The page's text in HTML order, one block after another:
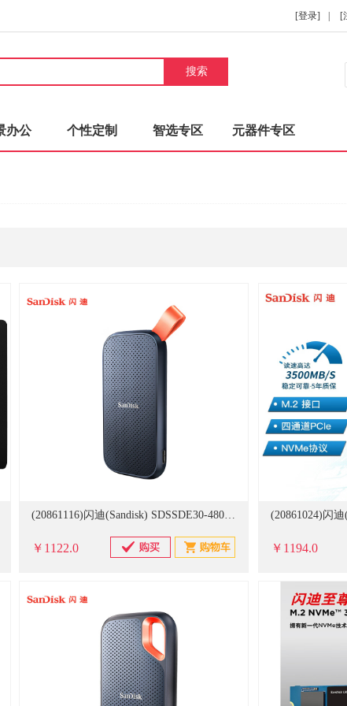
[登录] [
搜索
办公 个性定制 智选专区 元器件专区
(20861116)闪迪(Sandisk) SDSSDE30-480G-Z25 480GB Type-c USB3.2 移动固态硬盘（PSSD）传输速度520MB/s 硬盘(单位：个)
￥1122.0 ￥1194.0